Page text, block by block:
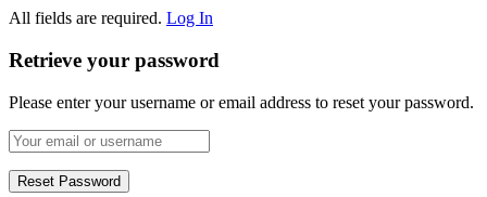
All fields are required. Log In
Retrieve your password
Please enter your username or email address to reset your password.